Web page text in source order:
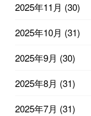
2025年11月 (30)
2025年10月 (31)
2025年9月 (30)
2025年8月 (31)
2025年7月 (31)